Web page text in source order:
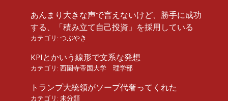
あんまり大きな声で言えないけど、勝手に成功
する、「積み立て自己投資」を採用している
カテゴリ: つぶやき
KPIとかいう線形で文系な発想
カテゴリ: 西園寺帝国大学 理学部
トランプ大統領がソープ代奢ってくれた
カテゴリ: 未分類